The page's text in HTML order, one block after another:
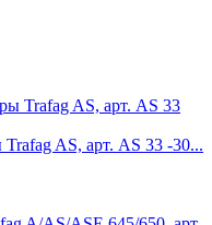
Trafag AS, арт. AS 33 -30...